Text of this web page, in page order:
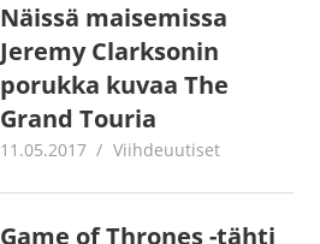
Näissä maisemissa
Jeremy Clarksonin
porukka kuvaa The
Grand Touria
11.05.2017 Juha Kaunisto
Viihdeuutiset
Game of Thrones -tähti